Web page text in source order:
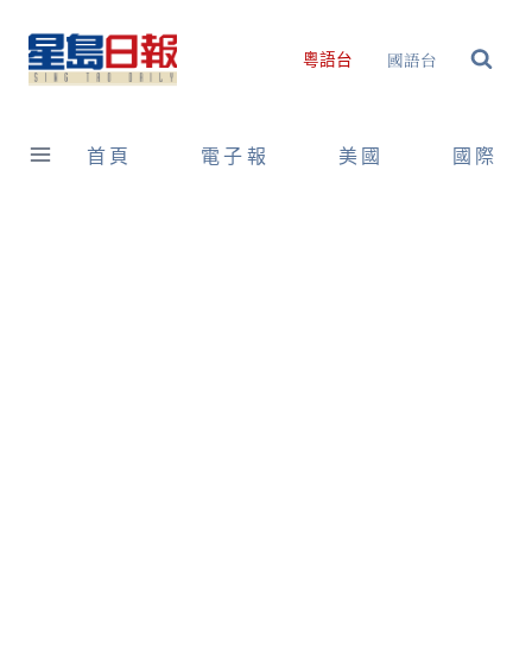
content
粵語台 國語台
首頁 電子報 美國 國際